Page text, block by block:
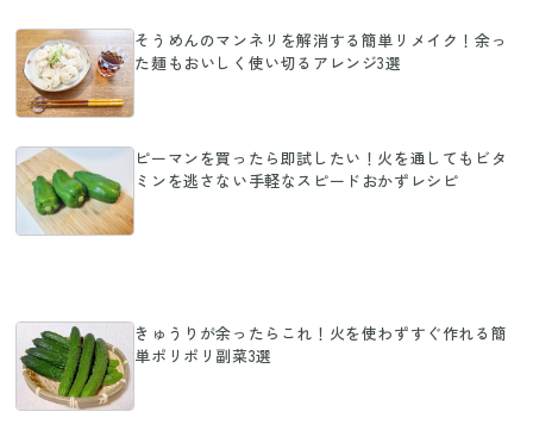
そうめんのマンネリを解消する簡単リメイク！余っ
た麺もおいしく使い切るアレンジ3選
ピーマンを買ったら即試したい！火を通してもビタ
ミンを逃さない手軽なスピードおかずレシピ
きゅうりが余ったらこれ！火を使わずすぐ作れる簡
単ポリポリ副菜3選